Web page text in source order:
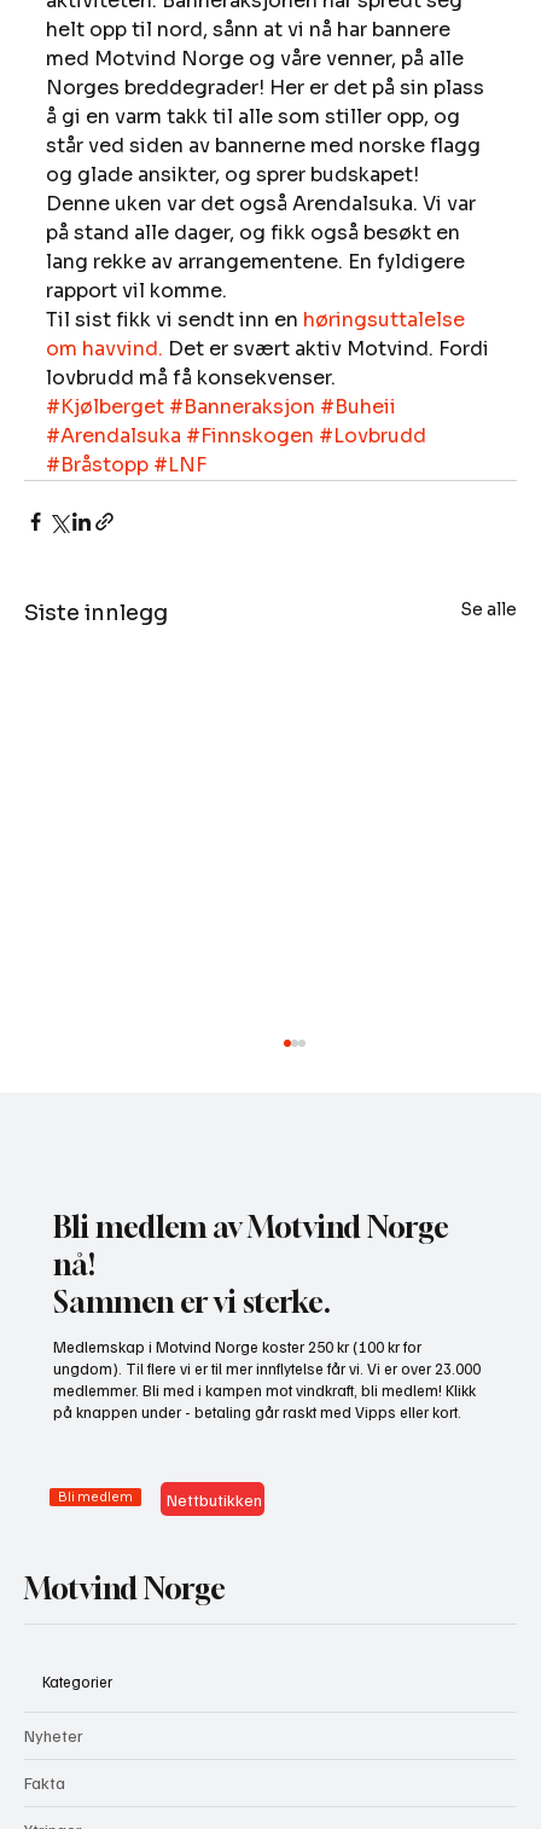
helt opp til nord, sånn at vi nå har bannere
med Motvind Norge og våre venner, på alle
Norges breddegrader! Her er det på sin plass
å gi en varm takk til alle som stiller opp, og
står ved siden av bannerne med norske flagg
og glade ansikter, og sprer budskapet!
Denne uken var det også Arendalsuka. Vi var
på stand alle dager, og fikk også besøkt en
lang rekke av arrangementene. En fyldigere
rapport vil komme.
Til sist fikk vi sendt inn en høringsuttalelse
om havvind. Det er svært aktiv Motvind. Fordi
lovbrudd må få konsekvenser.
#Kjølberget #Banneraksjon #Buheii
#Arendalsuka #Finnskogen #Lovbrudd
#Bråstopp #LNF
Siste innlegg Se alle
naturhensyn
Bli medlem av Motvind Norge
nå!
Sammen er vi sterke.
Medlemskap i Motvind Norge koster 250 kr (100 kr for
ungdom). Til flere vi er til mer innflytelse får vi. Vi er over 23.000
medlemmer. Bli med i kampen mot vindkraft, bli medlem! Klikk
på knappen under - betaling går raskt med Vipps eller kort.
Bli medlem Nettbutikken
Motvind Norge
Kategorier
Nyheter
Fakta